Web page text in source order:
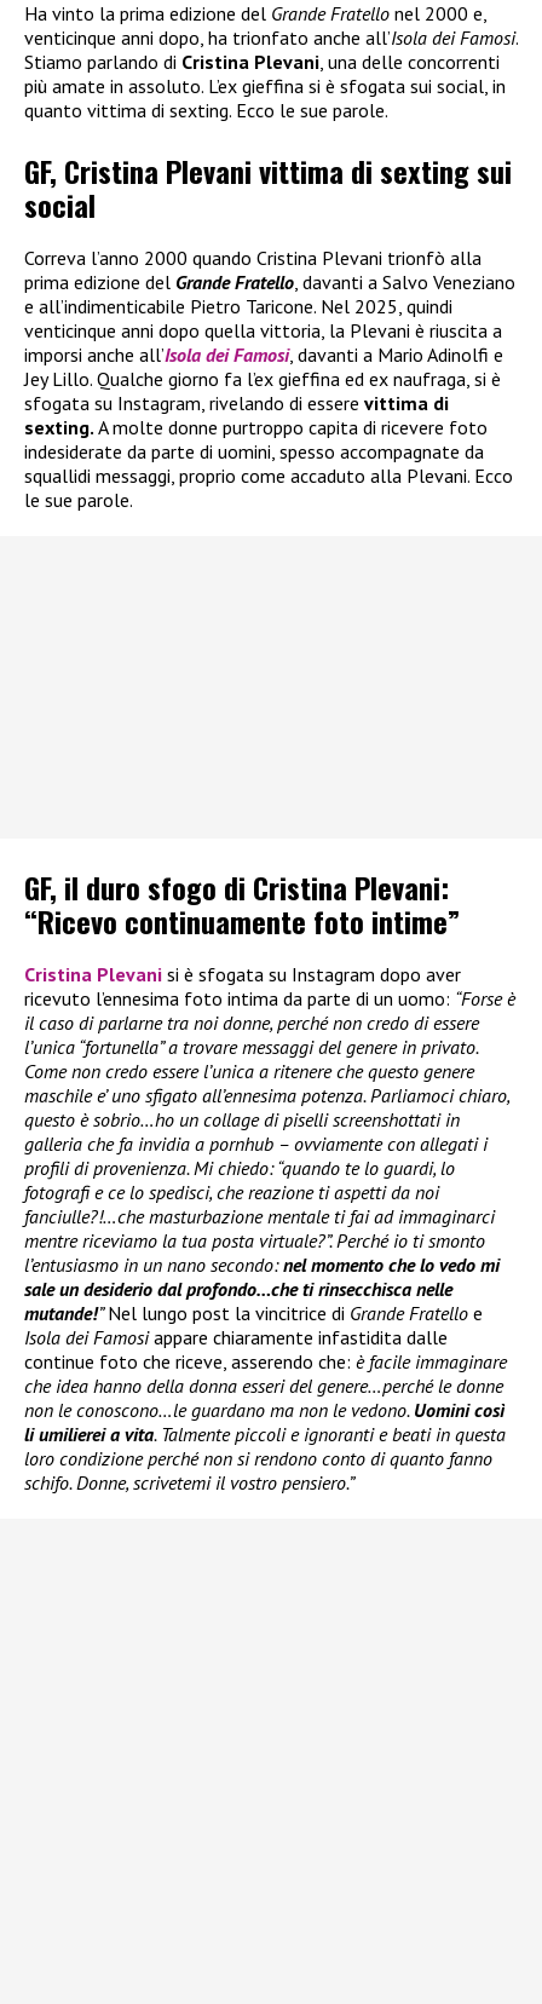
Ha vinto la prima edizione del Grande Fratello nel 2000 e,
venticinque anni dopo, ha trionfato anche all’Isola dei Famosi.
Stiamo parlando di Cristina Plevani , una delle concorrenti
più amate in assoluto. L’ex gieffina si è sfogata sui social, in
quanto vittima di sexting. Ecco le sue parole.
GF, Cristina Plevani vittima di sexting sui
social
Correva l’anno 2000 quando Cristina Plevani trionfò alla
prima edizione del Grande Fratello , davanti a Salvo Veneziano
e all’indimenticabile Pietro Taricone. Nel 2025, quindi
venticinque anni dopo quella vittoria, la Plevani è riuscita a
imporsi anche all’Isola dei Famosi, davanti a Mario Adinolfi e
Jey Lillo. Qualche giorno fa l’ex gieffina ed ex naufraga, si è
sfogata su Instagram, rivelando di essere vittima di
sexting. A molte donne purtroppo capita di ricevere foto
indesiderate da parte di uomini, spesso accompagnate da
squallidi messaggi, proprio come accaduto alla Plevani. Ecco
le sue parole.
GF, il duro sfogo di Cristina Plevani:
“Ricevo continuamente foto intime”
Cristina Plevani si è sfogata su Instagram dopo aver
ricevuto l’ennesima foto intima da parte di un uomo: “Forse è
il caso di parlarne tra noi donne, perché non credo di essere
l’unica “fortunella” a trovare messaggi del genere in privato.
Come non credo essere l’unica a ritenere che questo genere
maschile e’ uno sfigato all’ennesima potenza. Parliamoci chiaro,
questo è sobrio…ho un collage di piselli screenshottati in
galleria che fa invidia a pornhub – ovviamente con allegati i
profili di provenienza. Mi chiedo: “quando te lo guardi, lo
fotografi e ce lo spedisci, che reazione ti aspetti da noi
fanciulle?!…che masturbazione mentale ti fai ad immaginarci
mentre riceviamo la tua posta virtuale?”. Perché io ti smonto
l’entusiasmo in un nano secondo:nel momento che lo vedo mi
sale un desiderio dal profondo…che ti rinsecchisca nelle
mutande!”Nel lungo post la vincitrice di Grande Fratello e
Isola dei Famosiappare chiaramente infastidita dalle
continue foto che riceve, asserendo che: è facile immaginare
che idea hanno della donna esseri del genere…perché le donne
non le conoscono…le guardano ma non le vedono. Uomini così
li umilierei a vita. Talmente piccoli e ignoranti e beati in questa
loro condizione perché non si rendono conto di quanto fanno
schifo. Donne, scrivetemi il vostro pensiero.”